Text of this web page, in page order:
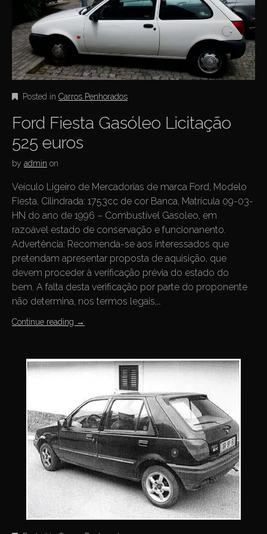
Posted in Carros Penhorados
Ford Fiesta Gasóleo Licitação
525 euros
by admin on
Veículo Ligeiro de Mercadorias de marca Ford, Modelo
Fiesta, Cilindrada: 1753cc de cor Banca, Matrícula 09-03-
HN do ano de 1996 – Combustível Gasoleo, em
razoável estado de conservação e funcionanento.
Advertência: Recomenda-se aos interessados que
pretendam apresentar proposta de aquisição, que
devem proceder à verificação prévia do estado do
bem. A falta desta verificação por parte do proponente
não determina, nos termos legais,…
Continue reading →